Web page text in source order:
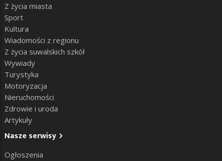
Z życia miasta
Sport
Kultura
Wiadomości z regionu
Z życia suwalskich szkół
Wywiady
Turystyka
Motoryzacja
Nieruchomości
Zdrowie i uroda
Artykuły
Nasze serwisy
Ogłoszenia